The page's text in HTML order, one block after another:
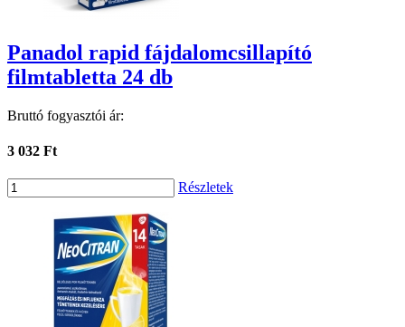
Panadol rapid fájdalomcsillapító
filmtabletta 24 db
Bruttó fogyasztói ár:
3 032 Ft
Részletek